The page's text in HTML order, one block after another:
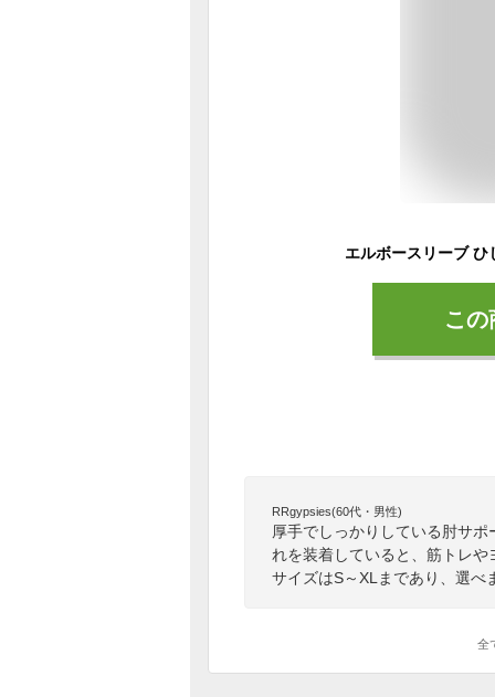
こ
RRgypsies(60代・男性)
厚手でしっかりしている肘サ
れを装着していると、筋トレ
サイズはS～XLまであり、選べ
全